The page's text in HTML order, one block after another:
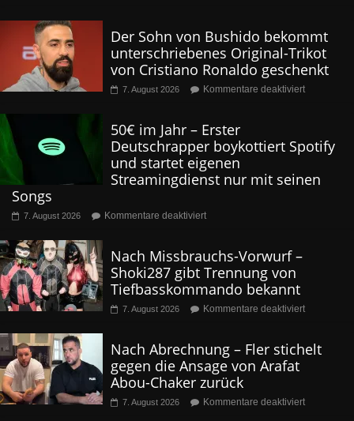
Der Sohn von Bushido bekommt
unterschriebenes Original-Trikot
von Cristiano Ronaldo geschenkt
7. August 2026 Kommentare deaktiviert
50€ im Jahr – Erster
Deutschrapper boykottiert Spotify
und startet eigenen
Streamingdienst nur mit seinen
Songs
7. August 2026 Kommentare deaktiviert
Nach Missbrauchs-Vorwurf –
Shoki287 gibt Trennung von
Tiefbasskommando bekannt
7. August 2026 Kommentare deaktiviert
Nach Abrechnung – Fler stichelt
gegen die Ansage von Arafat
Abou-Chaker zurück
7. August 2026 Kommentare deaktiviert